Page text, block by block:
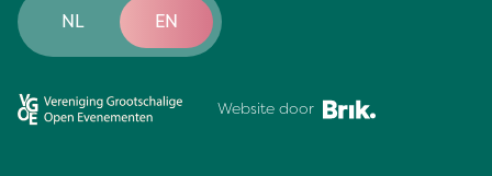
NL EN
Website door